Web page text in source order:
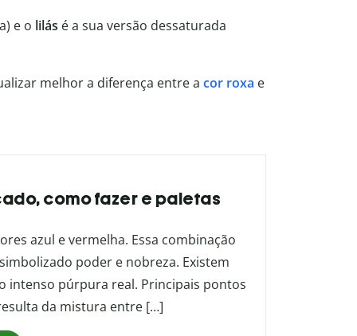
e o lilás é a sua versão dessaturada
melhor a diferença entre a cor roxa e
como fazer e paletas
azul e vermelha. Essa combinação
poder e nobreza. Existem
intenso púrpura real. Principais pontos
da mistura entre […]